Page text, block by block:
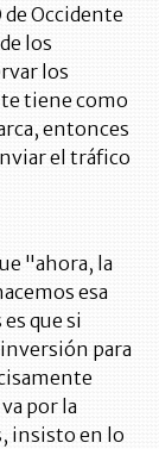
de Occidente
los
los
tiene como
entonces
el tráfico
"ahora, la
esa
que si
inversión para
por la
insisto en lo